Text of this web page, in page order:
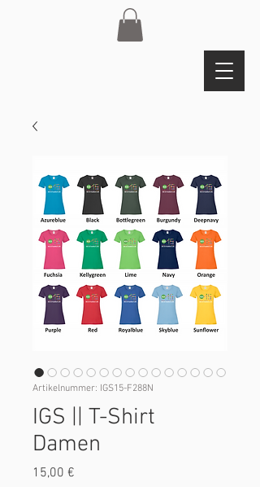
Artikelnummer: IGS15-F288N
IGS || T-Shirt
Damen
15,00 €